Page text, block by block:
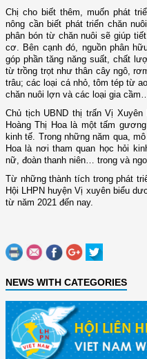
Chị cho biết thêm, muốn phát
nông cần biết phát triển chăn
phân bón từ chăn nuôi sẽ giúp
cơ. Bên cạnh đó, nguồn phân
góp phần tăng năng suất, chất
từ trồng trọt như thân cây ngô,
trâu; các loại cá nhỏ, tôm tép từ
chăn nuôi lợn và các loại gia
Chủ tịch UBND thị trấn Vị Xuyên
Hoàng Thị Hoa là một tấm
kinh tế. Trong những năm qua,
Hoa là nơi tham quan học hỏi
nữ, đoàn thanh niên… trong và
Từ những thành tích trong phát
Hội LHPN huyện Vị xuyên biểu
từ năm 2021 đến nay.
NEWS WITH CATEGORIES